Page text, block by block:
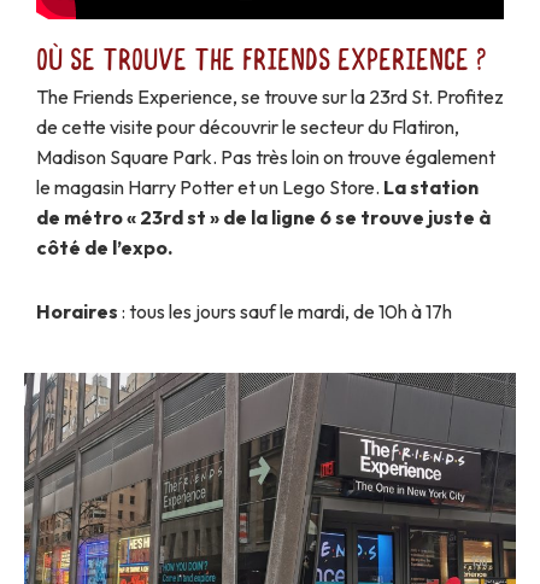
Où se trouve The Friends Experience ?
The Friends Experience, se trouve sur la 23rd St. Profitez
de cette visite pour découvrir le secteur du Flatiron,
Madison Square Park. Pas très loin on trouve également
le magasin Harry Potter et un Lego Store. La station
de métro « 23rd st » de la ligne 6 se trouve juste à
côté de l’expo.
Horaires : tous les jours sauf le mardi, de 10h à 17h